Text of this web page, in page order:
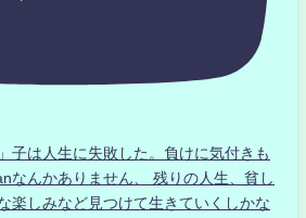
子は人生に失敗した。負けに気付きも
なんかありません、 残りの人生、貧し
楽しみなど見つけて生きていくしかな